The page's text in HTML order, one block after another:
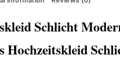
Schlicht
Hochzeitskleid